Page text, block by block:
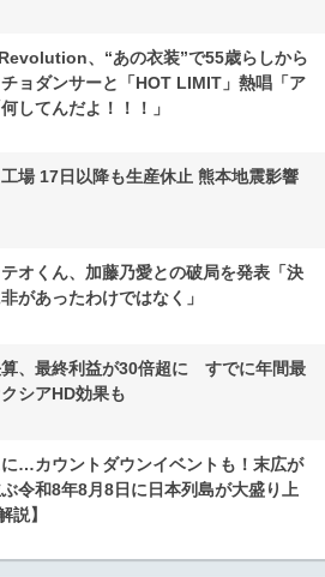
、“あの衣装”で55歳らしから
ョダンサーと「HOT LIMIT」熱唱「ア
してんだよ！！！」
場 17日以降も生産休止 熊本地震影響
オくん、加藤乃愛との破局を発表「決
があったわけではなく」
、最終利益が30倍超に すでに年間最
シアHD効果も
…カウントダウンイベントも！末広が
令和8年8月8日に日本列島が大盛り上
説】